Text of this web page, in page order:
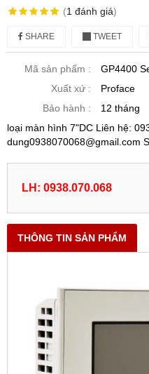
(1 đánh giá)
SHARE TWEET
Mã sản phẩm :
GP4400
Xuất xứ :
Proface
Bảo hành :
12 tháng
loại màn hình 7"DC Liên hệ:
dung0938070068@gmail.com
LH: 0938.070.068
THÔNG TIN SẢN PHẨM